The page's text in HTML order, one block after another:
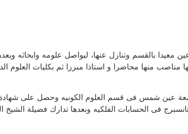
معيدا بالقسم وتنازل عنها، ليواصل علومه وابحاثه
منها محاضرا و استاذا مبرزا ثم بكليات العلوم
عين شمس فى قسم العلوم الكونيه وحصل على شهادة
فى الحسابات الفلكيه وبعدها تدارك فضيلة الشيخ